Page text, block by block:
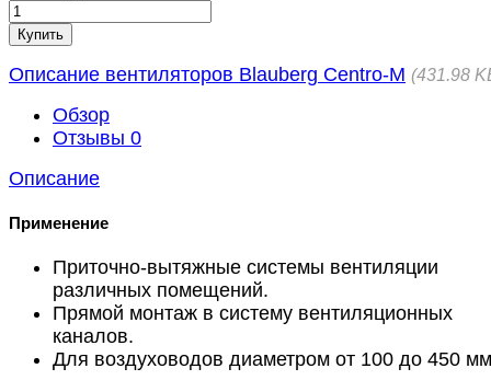
Купить
Описание вентиляторов Blauberg Centro-M 431.98
Обзор
Отзывы 0
Описание
Применение
Приточно-вытяжные системы вентиляции
различных помещений.
Прямой монтаж в систему вентиляционных
каналов.
Для воздуховодов диаметром от 100 до 450